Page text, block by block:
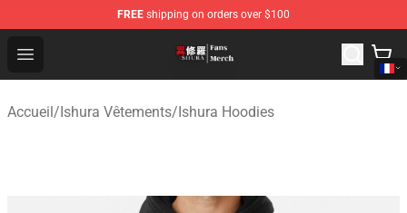
FREE shipping on orders over $100
Open menu
Ishura Store - Official Ishura Merchandise Shop
Accueil/Ishura Vêtements/Ishura Hoodies